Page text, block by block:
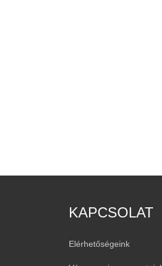
KAPCSOLAT
Elérhetőségeink